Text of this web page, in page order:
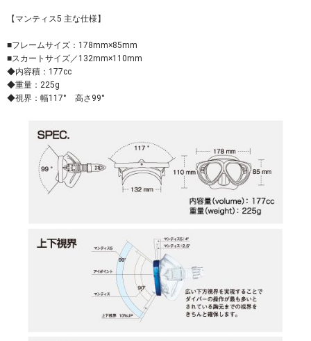
【マンティス5 主な仕様】
■フレームサイズ：178mm×85mm
■スカートサイズ／132mm×110mm
◆内容積：177cc
◆重量：225g
◆視界：幅117° 高さ99°